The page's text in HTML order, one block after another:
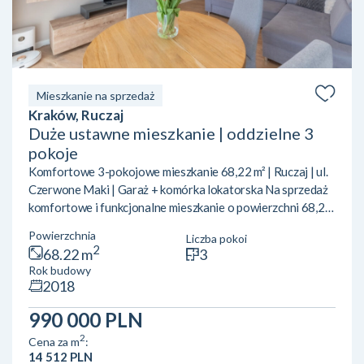
Mieszkanie na sprzedaż
Kraków, Ruczaj
Duże ustawne mieszkanie | oddzielne 3
pokoje
Komfortowe 3-pokojowe mieszkanie 68,22 m² | Ruczaj | ul.
Czerwone Maki | Garaż + komórka lokatorska Na sprzedaż
komfortowe i funkcjonalne mieszkanie o powierzchni 68,22
Krakowa – na Ruczaju, przy ul. Czerwone Maki. Lokal
wyróżnia się przemyślanym układem pomieszczeń oraz
nowoczesnym standardem wykończenia, zapewniającym
wygodę codziennego życia. To idealna propozycja zarówno
dla rodziny, pary, jak i osób pracujących zdalnie. Układ mi...
Powierzchnia
68.22 m2
Liczba pokoi
3
Rok budowy
2018
990 000 PLN
Cena za m2:
14 512 PLN